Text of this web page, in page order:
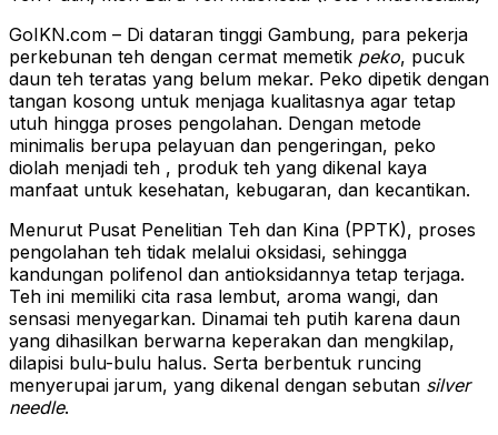
GoIKN.com – Di dataran tinggi Gambung, para pekerja
perkebunan teh dengan cermat memetik peko, pucuk
daun teh teratas yang belum mekar. Peko dipetik dengan
tangan kosong untuk menjaga kualitasnya agar tetap
utuh hingga proses pengolahan. Dengan metode
minimalis berupa pelayuan dan pengeringan, peko
diolah menjadi teh , produk teh yang dikenal kaya
manfaat untuk kesehatan, kebugaran, dan kecantikan.
Menurut Pusat Penelitian Teh dan Kina (PPTK), proses
pengolahan teh tidak melalui oksidasi, sehingga
kandungan polifenol dan antioksidannya tetap terjaga.
Teh ini memiliki cita rasa lembut, aroma wangi, dan
sensasi menyegarkan. Dinamai teh putih karena daun
yang dihasilkan berwarna keperakan dan mengkilap,
dilapisi bulu-bulu halus. Serta berbentuk runcing
menyerupai jarum, yang dikenal dengan sebutan silver
needle.